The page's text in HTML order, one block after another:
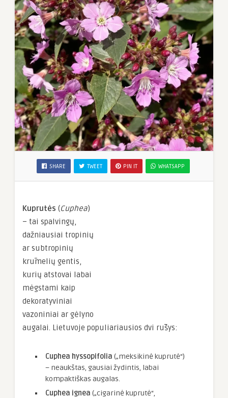
SHARE TWEET PIN IT WHATSAPP
Kuprutės (Cuphea)
– tai spalvingų,
dažniausiai tropinių
ar subtropinių
krūmelių gentis,
kurių atstovai labai
mėgstami kaip
dekoratyviniai
vazoniniai ar gėlyno
augalai. Lietuvoje populiariausios dvi rūšys:
Cuphea hyssopifolia („meksikinė kuprutė“)
– neaukštas, gausiai žydintis, labai
kompaktiškas augalas.
Cuphea ignea („cigarinė kuprutė“,